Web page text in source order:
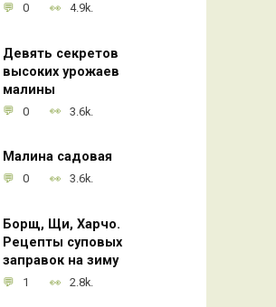
0 4.9k.
Девять секретов
высоких урожаев
малины
0 3.6k.
Малина садовая
0 3.6k.
Борщ, Щи, Харчо.
Рецепты суповых
заправок на зиму
1 2.8k.